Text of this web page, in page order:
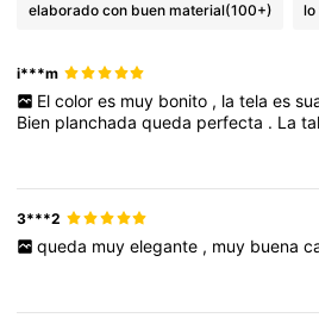
elaborado con buen material(100+) lo
i***m
El color es muy bonito , la tela es
Bien planchadaqueda perfecta . La
3***2
queda muy elegante , muy buena